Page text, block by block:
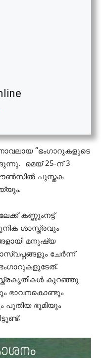
“ഭംഗാറുകളുടെ
മെയ്‌ 25-ന് 3
പുസ്തക
കണ്ണുംനട്ട്
ശാസ്ത്രവും
മനുഷ്യ
ചേർന്ന്
കുറഞ്ഞു
ഭാവനകൊണ്ടും
പുതിയ ഭൂമിയും